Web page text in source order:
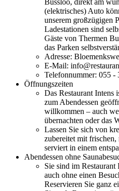
Bussloo, direkt am
(elektrisches) Auto
unserem großzügigen
Ladestationen sind
Gäste von Thermen
das Parken
Adresse:
E-Mail:
Telefonnummer: 055 -
Öffnungszeiten
Das Restaurant Intens
zum Abendessen
willkommen – auch
übernachten oder das
Lassen Sie sich von
zubereitet mit
serviert in einem
Abendessen ohne
Sie sind im
auch ohne einen
Reservieren Sie ganz